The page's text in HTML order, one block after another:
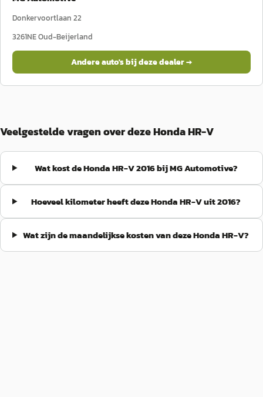
Donkervoortlaan 22
3261NEOud-Beijerland
Andere auto's bij deze dealer →
Veelgestelde vragen over deze Honda HR-V
Wat kost de Honda HR-V 2016 bij MG Automotive?
Hoeveel kilometer heeft deze Honda HR-V uit 2016?
Wat zijn de maandelijkse kosten van deze Honda HR-V?